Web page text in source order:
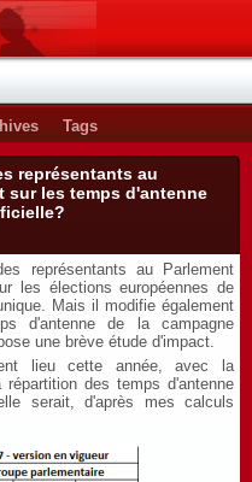
Tags
représentants au
sur les temps d'antenne
représentants au Parlement
les élections européennes de
Mais il modifie également
d'antenne de la campagne
une brève étude d'impact.
lieu cette année, avec la
des temps d'antenne
serait, d'après mes calculs